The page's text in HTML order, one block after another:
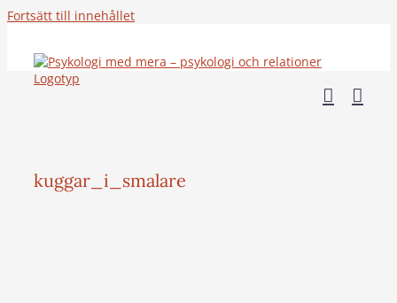
Fortsätt till innehållet
kuggar_i_smalare